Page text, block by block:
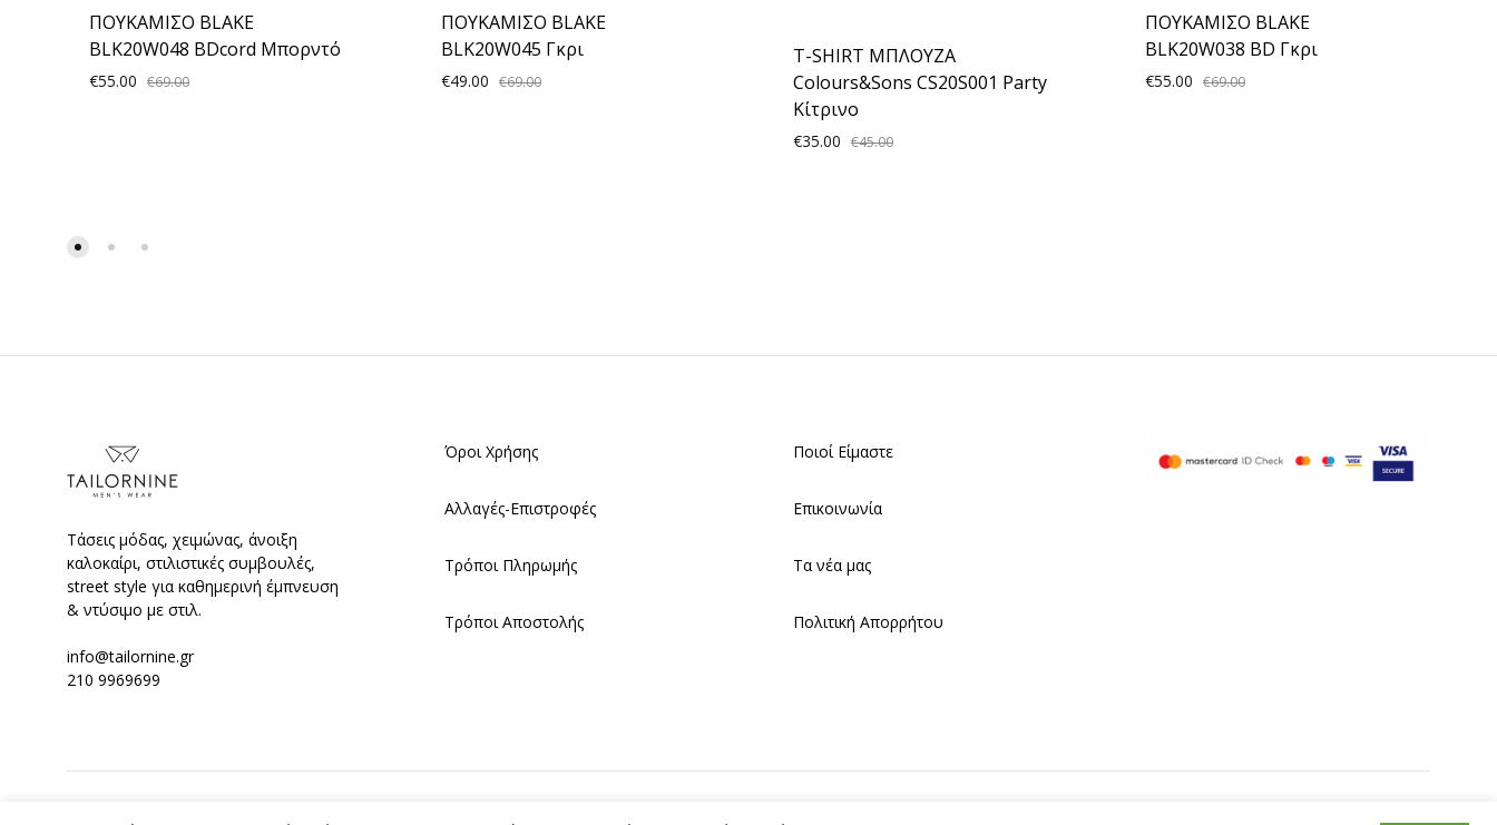
ΠΟΥΚΑΜΙΣΟ BLAKE
BLK20W048 BDcord Μπορντό
€55.00 €69.00
ΠΟΥΚΑΜΙΣΟ BLAKE
BLK20W045 Γκρι
€49.00 €69.00
T-SHIRT ΜΠΛΟΥΖΑ
Colours&Sons CS20S001 Party
Κίτρινο
€35.00 €45.00
ΠΟΥΚΑΜΙΣΟ BLAKE
BLK20W038 BD Γκρι
€55.00 €69.00
Τάσεις μόδας, χειμώνας, άνοιξη
καλοκαίρι, στιλιστικές συμβουλές,
street style για καθημερινή έμπνευση
& ντύσιμο με στιλ.
info@tailornine.gr
210 9969699
Όροι Χρήσης
Αλλαγές-Επιστροφές
Τρόποι Πληρωμής
Τρόποι Αποστολής
Ποιοί Είμαστε
Επικοινωνία
Τα νέα μας
Πολιτική Απορρήτου